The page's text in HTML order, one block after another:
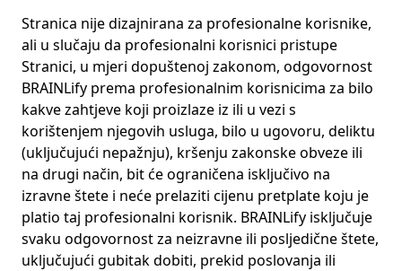
Stranica nije dizajnirana za profesionalne korisnike,
ali u slučaju da profesionalni korisnici pristupe
Stranici, u mjeri dopuštenoj zakonom, odgovornost
BRAINLify prema profesionalnim korisnicima za bilo
kakve zahtjeve koji proizlaze iz ili u vezi s
korištenjem njegovih usluga, bilo u ugovoru, deliktu
(uključujući nepažnju), kršenju zakonske obveze ili
na drugi način, bit će ograničena isključivo na
izravne štete i neće prelaziti cijenu pretplate koju je
platio taj profesionalni korisnik. BRAINLify isključuje
svaku odgovornost za neizravne ili posljedične štete,
uključujući gubitak dobiti, prekid poslovanja ili